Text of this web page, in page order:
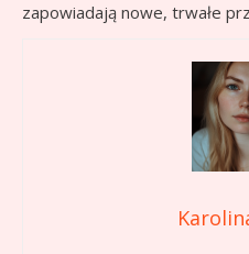
zapowiadają nowe, trwałe